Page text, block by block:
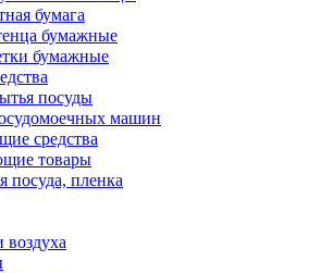
бумага
бумажные
бумажные
посуды
машин
средства
товары
посуда, пленка